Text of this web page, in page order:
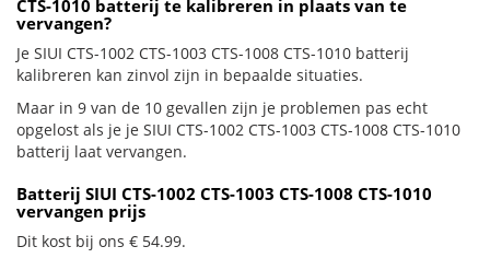
CTS-1010 batterij te kalibreren in plaats van te
vervangen?
Je SIUI CTS-1002 CTS-1003 CTS-1008 CTS-1010 batterij
kalibreren kan zinvol zijn in bepaalde situaties.
Maar in 9 van de 10 gevallen zijn je problemen pas echt
opgelost als je je SIUI CTS-1002 CTS-1003 CTS-1008 CTS-1010
batterij laat vervangen.
Batterij SIUI CTS-1002 CTS-1003 CTS-1008 CTS-1010
vervangen prijs
Dit kost bij ons € 54.99.